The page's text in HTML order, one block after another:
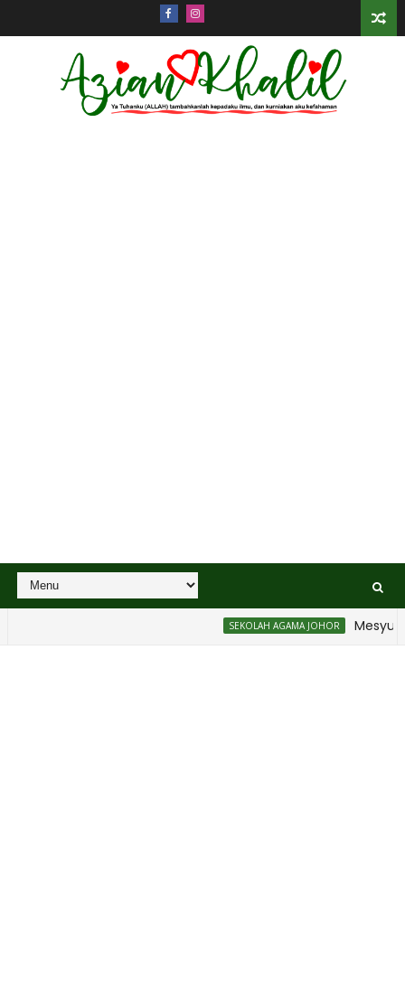
SEKOLAH AGAMA JOHOR Mesyuarat